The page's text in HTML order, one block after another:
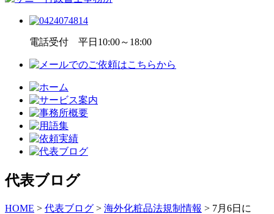
電話受付 平日10:00～18:00
代表ブログ
HOME > 代表ブログ > 海外化粧品法規制情報 > 7月6日に